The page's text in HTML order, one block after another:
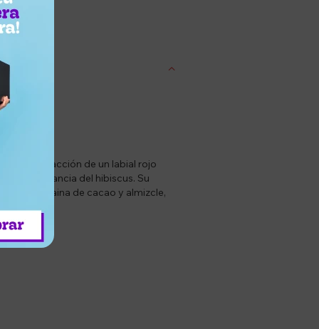
en la atracción de un labial rojo
la elegancia del hibiscus. Su
de vaina de cacao y almizcle,